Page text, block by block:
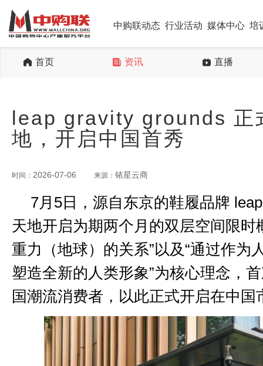
中购联动态 行业活动 媒体中心 培
首页 资讯 直播
leap gravity grounds 正
地，开启中国首秀
时间： 2026-07-06 来源： 铱星云商
7月5日，源自东京的鞋履品牌
天地开启为期两个月的双层空间限时
重力（地球）的关系”以及“通过作为
塑造全新的人类形象”为核心理念，
国潮流消费者，以此正式开启在中国